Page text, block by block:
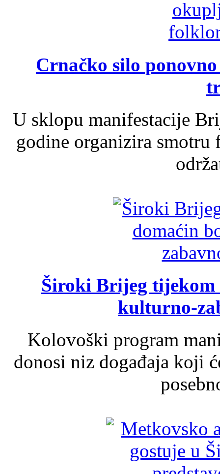
Crnačko silo
U sklopu manifestacije
godine organizira
Široki Brijeg tijekom
kulturno-
Kolovoški program
donosi niz događaja koji